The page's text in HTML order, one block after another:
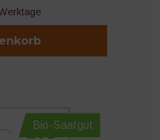
Bio-Saatgut